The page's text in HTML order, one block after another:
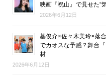
映画『祝山』で見せた“
2026年6月12日
基俊介×佐々木美玲×落
でカオスな予感？舞台
材
2026年6月12日